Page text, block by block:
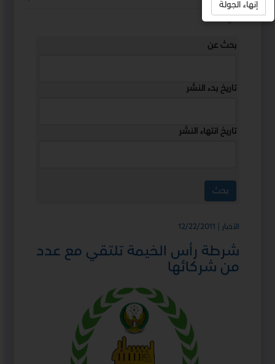
استمع
بحث عن
تاريخ بدء النشر
تاريخ انتهاء النشر
الأخبار | 12/22/2011
شرطة رأس الخيمة تلتقي مع عدد
من شركائها
إنهاء الجولة